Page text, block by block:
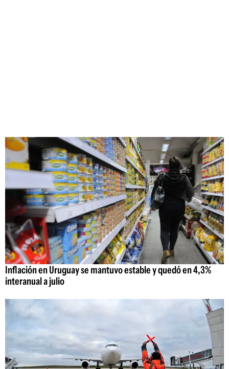
Inflación en Uruguay se mantuvo estable y quedó en 4,3%
interanual a julio